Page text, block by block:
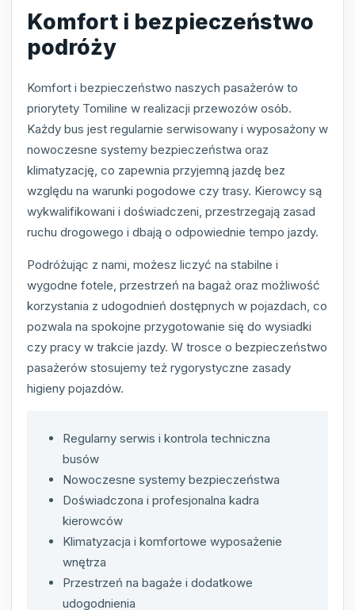
Komfort i bezpieczeństwo
podróży
Komfort i bezpieczeństwo naszych pasażerów to
priorytety Tomiline w realizacji przewozów osób.
Każdy bus jest regularnie serwisowany i wyposażony w
nowoczesne systemy bezpieczeństwa oraz
klimatyzację, co zapewnia przyjemną jazdę bez
względu na warunki pogodowe czy trasy. Kierowcy są
wykwalifikowani i doświadczeni, przestrzegają zasad
ruchu drogowego i dbają o odpowiednie tempo jazdy.
Podróżując z nami, możesz liczyć na stabilne i
wygodne fotele, przestrzeń na bagaż oraz możliwość
korzystania z udogodnień dostępnych w pojazdach, co
pozwala na spokojne przygotowanie się do wysiadki
czy pracy w trakcie jazdy. W trosce o bezpieczeństwo
pasażerów stosujemy też rygorystyczne zasady
higieny pojazdów.
Regularny serwis i kontrola techniczna
busów
Nowoczesne systemy bezpieczeństwa
Doświadczona i profesjonalna kadra
kierowców
Klimatyzacja i komfortowe wyposażenie
wnętrza
Przestrzeń na bagaże i dodatkowe
udogodnienia